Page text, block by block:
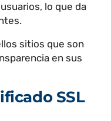
lo que da
sitios que son
en sus
SSL